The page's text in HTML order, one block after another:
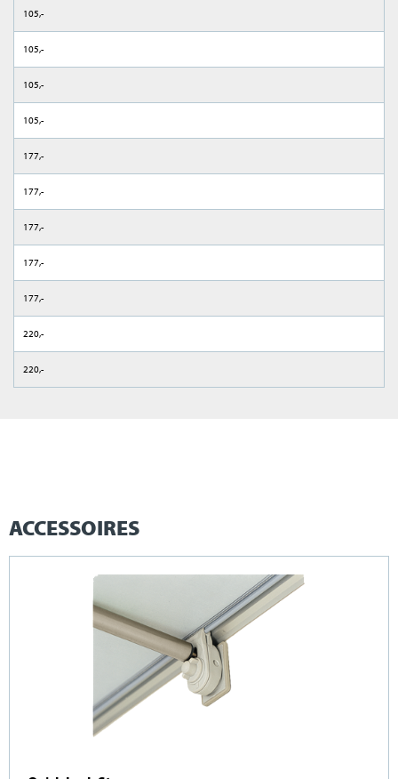
105,-
105,-
105,-
105,-
177,-
177,-
177,-
177,-
177,-
220,-
220,-
ACCESSOIRES